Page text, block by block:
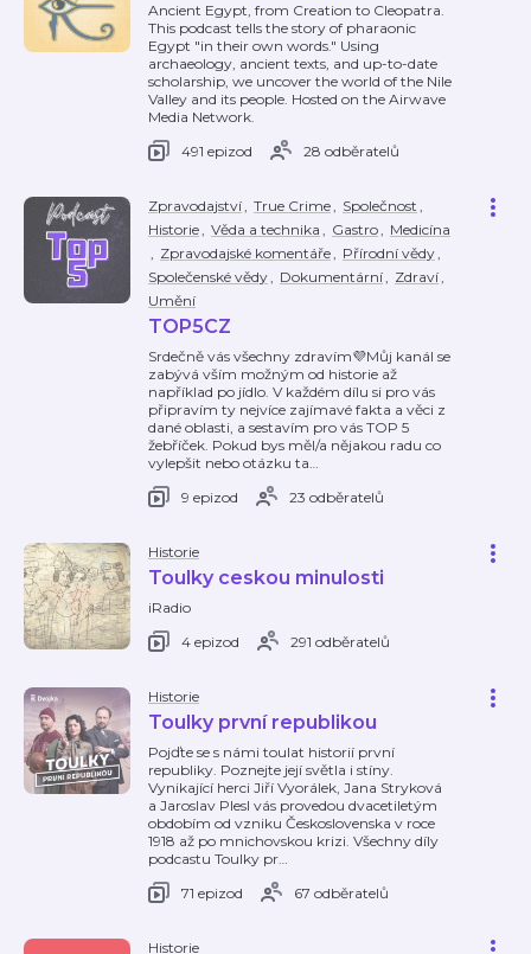
Ancient Egypt, from Creation to Cleopatra.
This podcast tells the story of pharaonic
Egypt "in their own words." Using
archaeology, ancient texts, and up-to-date
scholarship, we uncover the world of the Nile
Valley and its people. Hosted on the Airwave
Media Network.
491 epizod
28 odběratelů
Zpravodajství, True Crime, Společnost ,
Historie, Věda a technika , Gastro, Medicína
, Zpravodajské komentáře, Přírodní vědy,
Společenské vědy, Dokumentární, Zdraví,
Umění
TOP5CZ
Srdečně vás všechny zdravím💜Můj kanál se
zabývá vším možným od historie až
například po jídlo. V každém dílu si pro vás
připravím ty nejvíce zajímavé fakta a věci z
dané oblasti, a sestavím pro vás TOP 5
žebříček. Pokud bys měl/a nějakou radu co
vylepšit nebo otázku ta…
9 epizod
23 odběratelů
Historie
Toulky ceskou minulosti
iRadio
4 epizod
291 odběratelů
Historie
Toulky první republikou
Pojďte se s námi toulat historií první
republiky. Poznejte její světla i stíny.
Vynikající herci Jiří Vyorálek, Jana Stryková
a Jaroslav Plesl vás provedou dvacetiletým
obdobím od vzniku Československa v roce
1918 až po mnichovskou krizi. Všechny díly
podcastu Toulky pr…
71 epizod
67 odběratelů
Historie